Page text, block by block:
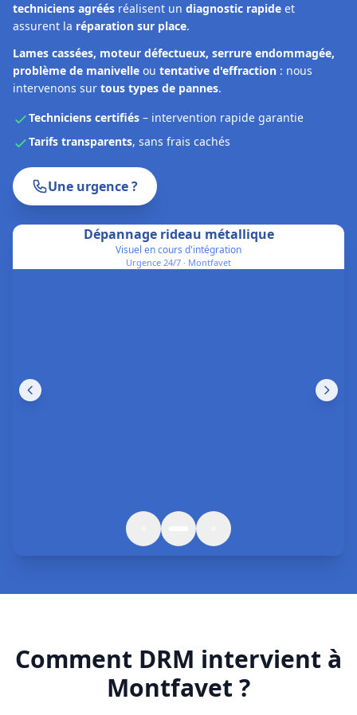
techniciens agréés réalisent un diagnostic rapide et
assurent la réparation sur place.
Lames cassées, moteur défectueux, serrure endommagée,
problème de manivelle ou tentative d'effraction : nous
intervenons sur tous types de pannes.
Techniciens certifiés – intervention rapide garantie
Tarifs transparents, sans frais cachés
Une urgence ?
Dépannage rideau métallique
Visuel en cours d'intégration
Urgence 24/7 · Montfavet
Comment DRM intervient à
Montfavet ?